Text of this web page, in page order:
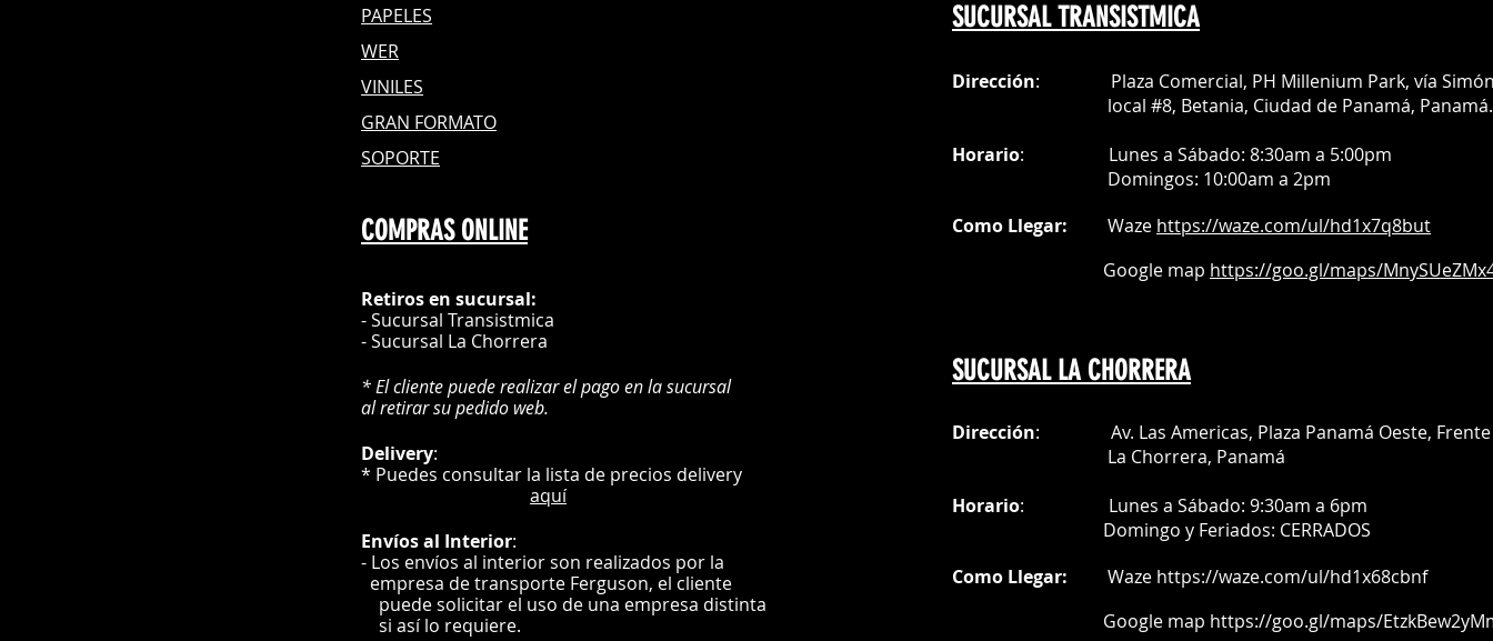
PAPELES
WER
VINILES
GRAN FORMATO
SOPORTE
COMPRAS ONLINE
Retiros en sucursal:
- Sucursal Transistmica
- Sucursal La Chorrera
* El cliente puede realizar el pago en la sucursal
al retirar su pedido web.
Delivery:
* Puedes consultar la lista de precios delivery
aquí
Envíosal Interior:
- Los envíos al interior son realizados por la
empresa de transporte Ferguson, el cliente
puede solicitar el uso de una empresa distinta
si así lo requiere.
SUCURSAL TRANSISTMICA
Dirección: Plaza Comercial, PH Millenium Park, vía
local #8, Betania, Ciudad de Panamá, Panamá.
Horario: Lunes a Sábado: 8:30am a 5:00pm
Domingos: 10:00am a 2pm
Como Llegar: Waze https://waze.com/ul/hd1x7q8but
Google map https://goo.gl/maps/
SUCURSAL LA CHORRERA
Dirección: Av. Las Americas, Plaza Panamá Oeste, Frente
La Chorrera, Panamá
Horario: Lunes a Sábado: 9:30am a 6pm
Domingo y Feriados: CERRADOS
Como Llegar: Waze https://waze.com/ul/hd1x68cbnf
Google map https://goo.gl/maps/